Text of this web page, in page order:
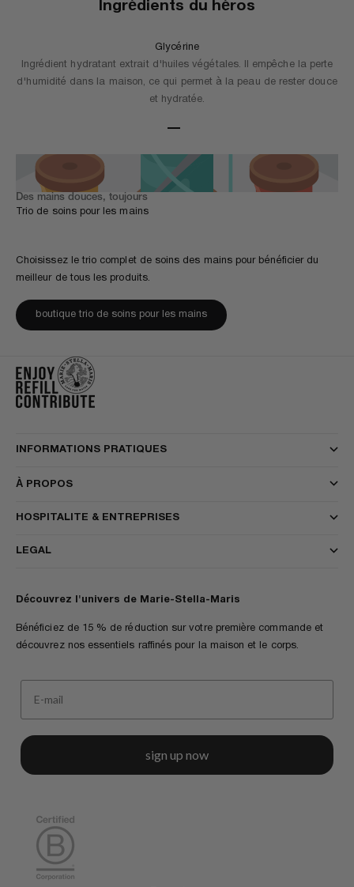
Ingrédients du héros
Glycérine
Ingrédient hydratant extrait d'huiles végétales. Il empêche la perte
d'humidité dans la maison, ce qui permet à la peau de rester douce
et hydratée.
Des mains douces, toujours
Trio de soins pour les mains
Choisissez le trio complet de soins des mains pour bénéficier du
meilleur de tous les produits.
boutique trio de soins pour les mains
INFORMATIONS PRATIQUES
À PROPOS
HOSPITALITE & ENTREPRISES
LEGAL
Découvrez l'univers de Marie-Stella-Maris
Bénéficiez de 15 % de réduction sur votre première commande et
découvrez nos essentiels raffinés pour la maison et le corps.
sign up now